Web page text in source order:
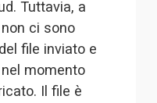
Tuttavia, a
ci sono
file inviato e
momento
Il file è